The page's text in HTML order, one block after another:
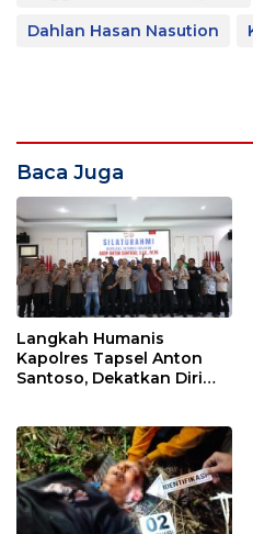
Dahlan Hasan Nasution
Baca Juga
Langkah Humanis
Kapolres Tapsel Anton
Santoso, Dekatkan Diri